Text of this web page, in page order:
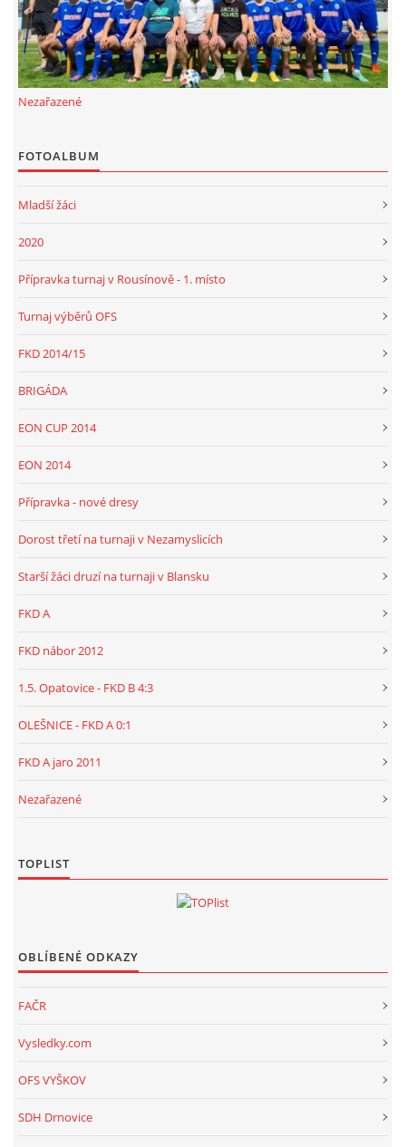
Drnovice 704
68304 Drnovice
ičo 27005305
č.ú. 3227086359 / 0800
© 2026 eStránky.cz |RSS
Nezařazené
FOTOALBUM
Mladší žáci
2020
Přípravka turnaj v Rousínově - 1. místo
Turnaj výběrů OFS
FKD 2014/15
BRIGÁDA
EON CUP 2014
EON 2014
Přípravka - nové dresy
Dorost třetí na turnaji v Nezamyslicích
Starší žáci druzí na turnaji v Blansku
FKD A
FKD nábor 2012
1.5. Opatovice - FKD B 4:3
OLEŠNICE - FKD A 0:1
FKD A jaro 2011
Nezařazené
TOPLIST
OBLÍBENÉ ODKAZY
FAČR
Vysledky.com
OFS VYŠKOV
SDH Drnovice